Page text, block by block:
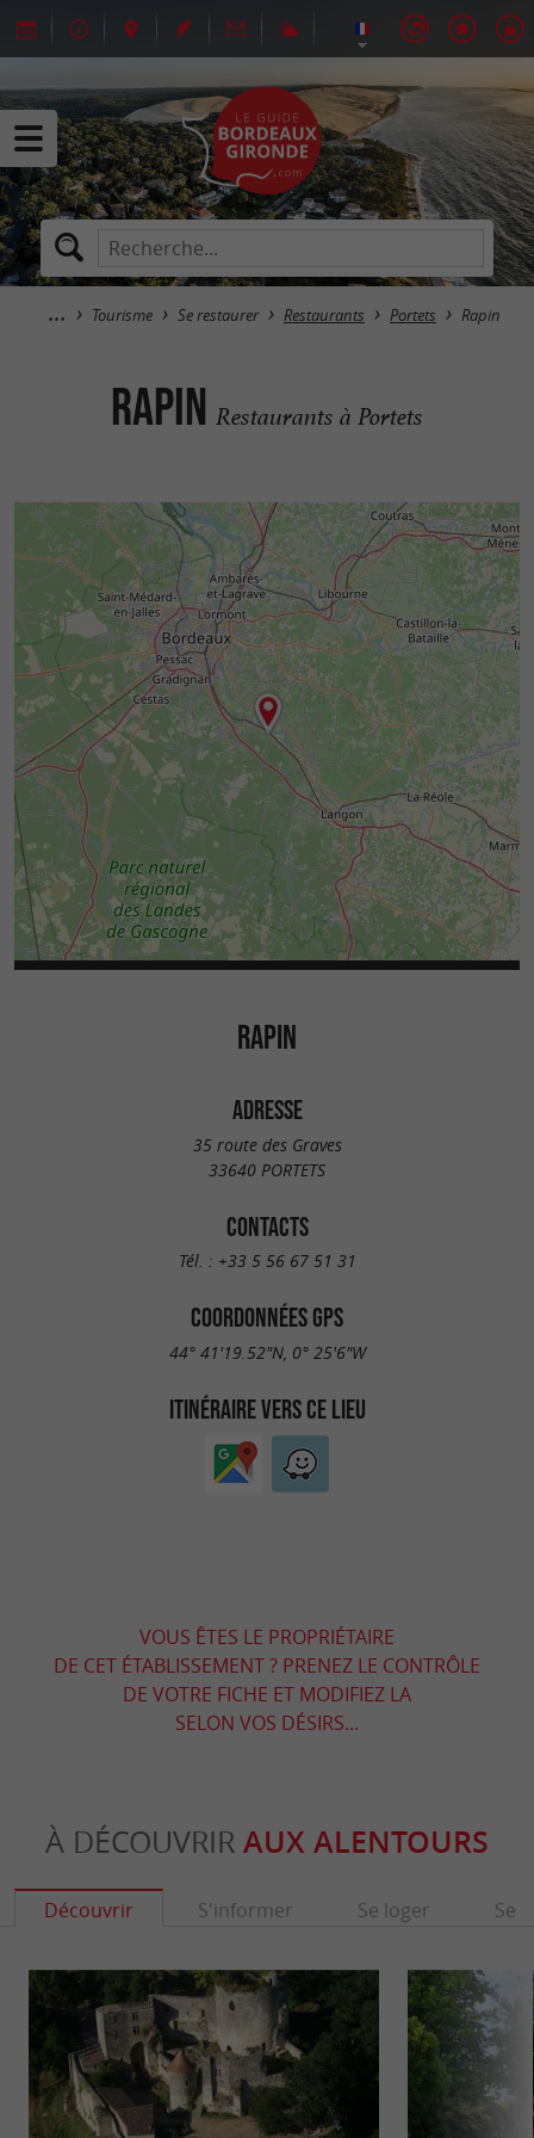
Tourisme Se restaurer Restaurants Portets Rapin
Rapin Restaurants à Portets
RAPIN
ADRESSE
35 route des Graves
33640 PORTETS
CONTACTS
Tél. : +33 5 56 67 51 31
COORDONNÉES GPS
44° 41'19.52"N, 0° 25'6"W
ITINÉRAIRE VERS CE LIEU
VOUS ÊTES LE PROPRIÉTAIRE
DE CET ÉTABLISSEMENT ? PRENEZ LE CONTRÔLE
DE VOTRE FICHE ET MODIFIEZ LA
SELON VOS DÉSIRS...
À DÉCOUVRIR AUX ALENTOURS
Découvrir S'informer Se loger Se